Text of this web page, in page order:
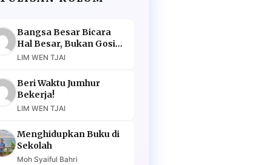
Bangsa Besar Bicara
Hal Besar, Bukan Gosip
Murahan
LIM WEN TJAI
Beri Waktu Jumhur
Bekerja!
LIM WEN TJAI
Menghidupkan Buku di
Sekolah
Moh Syaiful Bahri